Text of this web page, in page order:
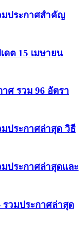
มประกาศสำคัญ
ดต 15 เมษายน
ศ รวม 96 อัตรา
มประกาศล่าสุด วิธี
ประกาศล่าสุดและ
วมประกาศล่าสุด